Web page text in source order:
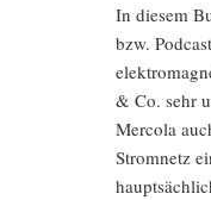
In diesem
bzw.
& Co. sehr
Mercola
Stromnetz